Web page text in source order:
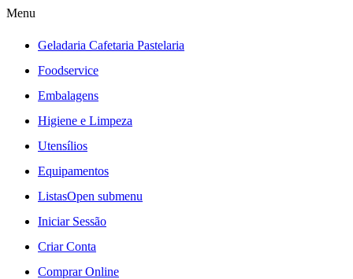
Menu
Geladaria Cafetaria Pastelaria
Foodservice
Embalagens
Higiene e Limpeza
Utensílios
Equipamentos
ListasOpen submenu
Iniciar Sessão
Criar Conta
Comprar Online